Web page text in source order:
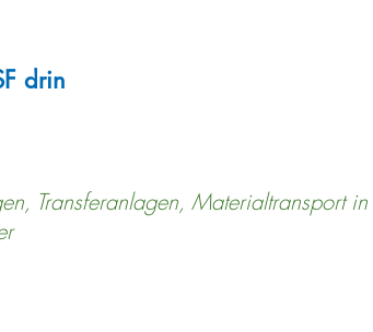
drin
Transferanlagen, Materialtransport